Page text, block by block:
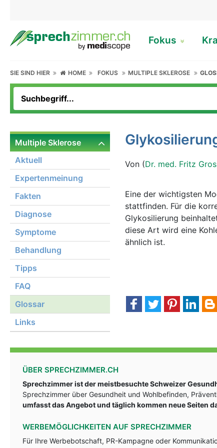
Fokus
SIE SIND HIER HOME FOKUS MULTIPLE SKLEROSE
Multiple Sklerose
Aktuell
Expertenmeinung
Fakten
Diagnose
Symptome
Behandlung
Tipps
FAQ
Glossar
Links
Von (Dr. med. Fritz
Eine der wichtigsten
stattfinden. Für die
Glykosilierung
diese Art wird eine
ähnlich ist.
ÜBER SPRECHZIMMER.CH
Sprechzimmer ist der meistbesuchte Schweizer
Sprechzimmer über Gesundheit und Wohlbefinden,
umfasst das Angebot und täglich kommen neue Seiten
WERBEMÖGLICHKEITEN AUF SPRECHZIMMER
Für Ihre Werbebotschaft, PR-Kampagne oder